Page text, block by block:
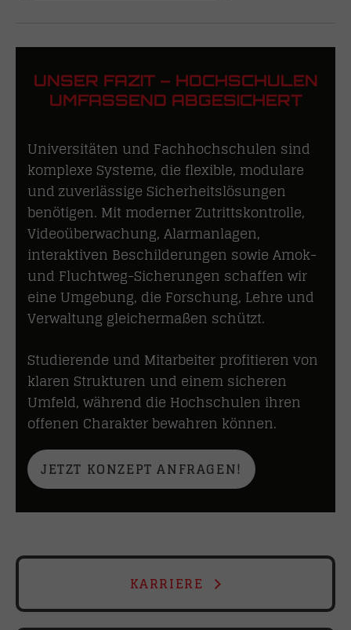
UNSER FAZIT – HOCHSCHULEN
UMFASSEND ABGESICHERT
Universitäten und Fachhochschulen sind
komplexe Systeme, die flexible, modulare
und zuverlässige Sicherheitslösungen
benötigen. Mit moderner Zutrittskontrolle,
Videoüberwachung, Alarmanlagen,
interaktiven Beschilderungen sowie Amok-
und Fluchtweg-Sicherungen schaffen wir
eine Umgebung, die Forschung, Lehre und
Verwaltung gleichermaßen schützt.
Studierende und Mitarbeiter profitieren von
klaren Strukturen und einem sicheren
Umfeld, während die Hochschulen ihren
offenen Charakter bewahren können.
JETZT KONZEPT ANFRAGEN!
KARRIERE